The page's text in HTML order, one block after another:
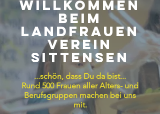
Willkommen
beim
landfrauen
verein
sittensen
...schön, dass Du da bist...
Rund 500 Frauen aller Alters- und
Berufsgruppen machen bei uns
mit.